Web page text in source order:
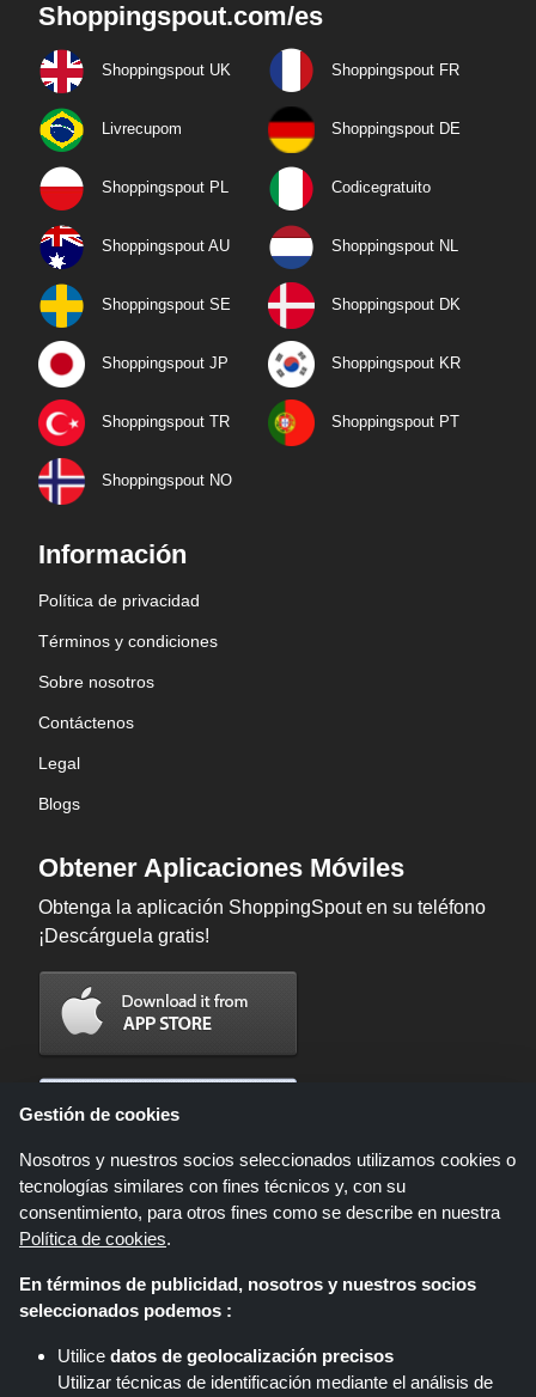
Shoppingspout.com/es
Shoppingspout UK Shoppingspout FR
Livrecupom Shoppingspout DE
Shoppingspout PL Codicegratuito
Shoppingspout AU Shoppingspout NL
Shoppingspout SE Shoppingspout DK
Shoppingspout JP Shoppingspout KR
Shoppingspout TR Shoppingspout PT
Shoppingspout NO
Información
Política de privacidad
Términos y condiciones
Sobre nosotros
Contáctenos
Legal
Blogs
Obtener Aplicaciones Móviles
Obtenga la aplicación ShoppingSpout en su teléfono
¡Descárguela gratis!
Shoppingspout.com/es es un sitio web que presenta ofertas, descuentos y
cupones; Estas ofertas u ofertas están disponibles a través de diferentes
cuando usted realiza una compra a través de estos enlaces,
Shoppingspout.com/es gana comisiones únicamente a través de estos
Gestión de cookies
Nosotros y nuestros socios seleccionados utilizamos cookies o
tecnologías similares con fines técnicos y, con su
consentimiento, para otros fines como se describe en nuestra
Política de cookies.
En términos de publicidad, nosotros y nuestros socios
seleccionados podemos :
Utilice datos de geolocalización precisos
Utilizar técnicas de identificación mediante el análisis de